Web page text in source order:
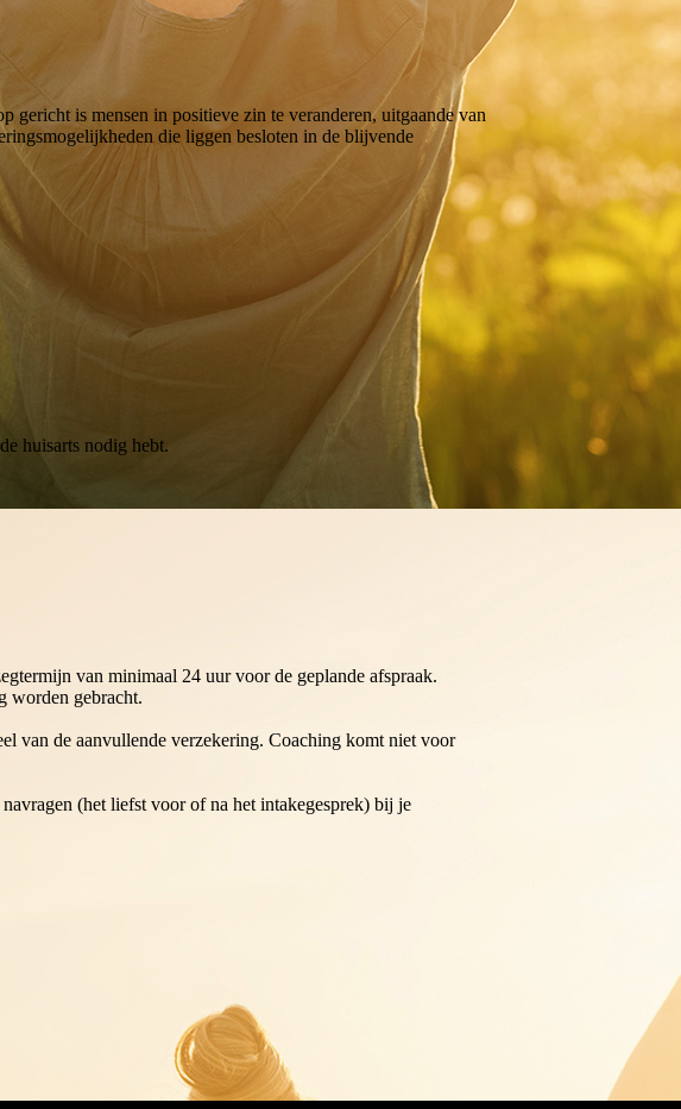
gericht is mensen in positieve zin te veranderen, uitgaande van
die liggen besloten in de blijvende
huisarts nodig hebt.
van minimaal 24 uur voor de geplande afspraak.
worden gebracht.
van de aanvullende verzekering. Coaching komt niet voor
(het liefst voor of na het intakegesprek) bij je